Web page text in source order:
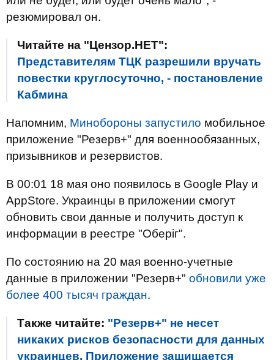
резюмировал он.
Читайте на "Цензор.НЕТ":
Представителям ТЦК разрешили вручать
повестки круглосуточно, - постановление
Кабмина
Напомним, Минобороны запустило мобильное
приложение "Резерв+" для военнообязанных,
призывников и резервистов.
В 00:01 18 мая оно появилось в Google Play и
AppStore. Украинцы в приложении смогут
обновить свои данные и получить доступ к
информации в реестре "Оберіг".
По состоянию на 20 мая военно-учетные
данные в приложении "Резерв+" обновили уже
более 400 тысяч граждан.
Также читайте: "Резерв+" не несет
никаких рисков безопасности для данных
украинцев. Приложение защищается